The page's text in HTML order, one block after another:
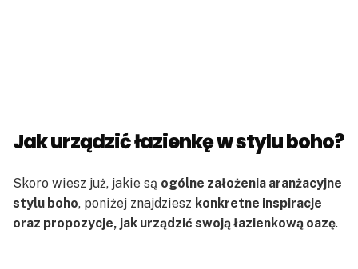
Jak urządzić łazienkę w stylu boho?
Skoro wiesz już, jakie są ogólne założenia aranżacyjne
stylu boho, poniżej znajdziesz konkretne inspiracje
oraz propozycje, jak urządzić swoją łazienkową oazę.